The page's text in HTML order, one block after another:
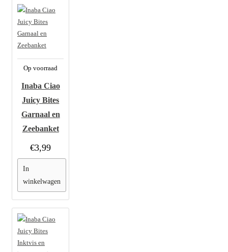
Op voorraad
Inaba Ciao
Juicy Bites
Garnaal en
Zeebanket
€3,99
In
winkelwagen